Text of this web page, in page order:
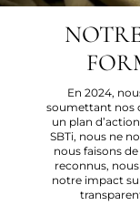
En 2024,
soumettant nos
un plan
SBTi, nous ne
nous faisons
reconnus,
notre impact